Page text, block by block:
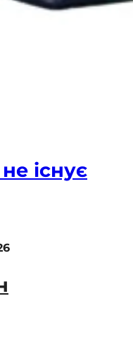
не існує
ціна: